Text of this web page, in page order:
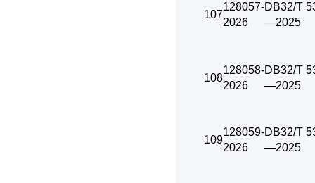
107
128057-
2026
DB32/T
—2025
108
128058-
2026
DB32/T
—2025
109
128059-
2026
DB32/T
—2025